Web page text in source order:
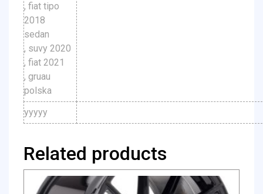
, fiat tipo
2018
sedan
, suvy 2020
, fiat 2021
, gruau
polska
yyyyy
Related products